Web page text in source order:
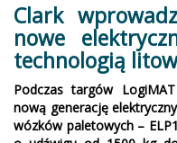
Clark
nowe
technologią
Podczas targów
nową generację
wózków paletowych –